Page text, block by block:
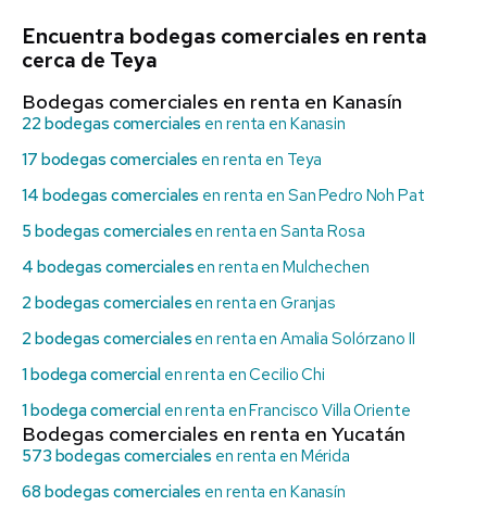
Encuentra bodegas comerciales en renta
cerca de Teya
Bodegas comerciales en renta en Kanasín
22 bodegas comerciales en renta en Kanasin
17 bodegas comerciales en renta en Teya
14 bodegas comerciales en renta en San Pedro Noh Pat
5 bodegas comerciales en renta en Santa Rosa
4 bodegas comerciales en renta en Mulchechen
2 bodegas comerciales en renta en Granjas
2 bodegas comerciales en renta en Amalia Solórzano II
1 bodega comercialen renta en Cecilio Chi
1 bodega comercialen renta en Francisco Villa Oriente
Bodegas comerciales en renta en Yucatán
573 bodegas comerciales en renta en Mérida
68 bodegas comerciales en renta en Kanasín